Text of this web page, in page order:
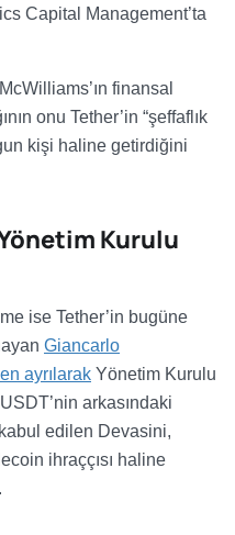
Capital Management’ta
finansal
onu Tether’in “şeffaflık
kişi haline getirdiğini
Kurulu
ise Tether’in bugüne
Giancarlo
ayrılarak Yönetim Kurulu
arkasındaki
edilen Devasini,
ihraççısı haline